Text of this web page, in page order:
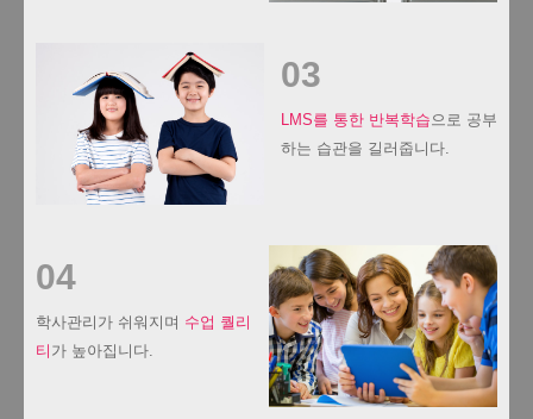
03
LMS를 통한 반복학습으로 공부
하는 습관을 길러줍니다.
04
학사관리가 쉬워지며 수업 퀄리
티 가 높아집니다.